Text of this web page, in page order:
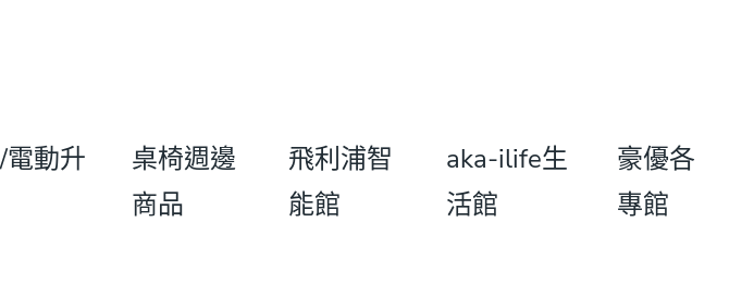
電動升
桌椅週邊
商品
飛利浦智
能館
aka-ilife生
活館
豪優各
專館